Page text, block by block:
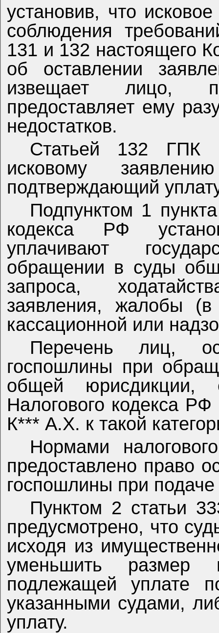
установив, что
соблюдения
131 и 132 настоящего
об оставлении
извещает лицо,
предоставляет ему
недостатков.
Статьей 132 ГПК
исковому
подтверждающий
Подпунктом 1
кодекса РФ
уплачивают
обращении в суды
запроса,
заявления, жалобы
кассационной или
Перечень лиц,
госпошлины при
общей юрисдикции,
Налогового кодекса
К*** А.Х. к такой
Нормами
предоставлено право
госпошлины при подаче
Пунктом 2 статьи
предусмотрено, что
исходя из
уменьшить размер
подлежащей уплате
указанными судами,
уплату.